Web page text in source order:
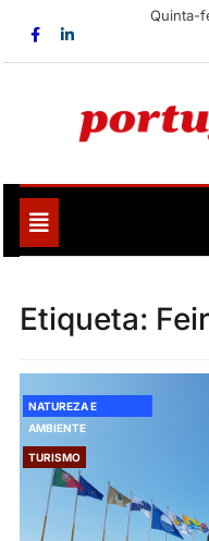
Quinta-
Toggle
navigation
Etiqueta:
NATUREZA E
AMBIENTE
TURISMO